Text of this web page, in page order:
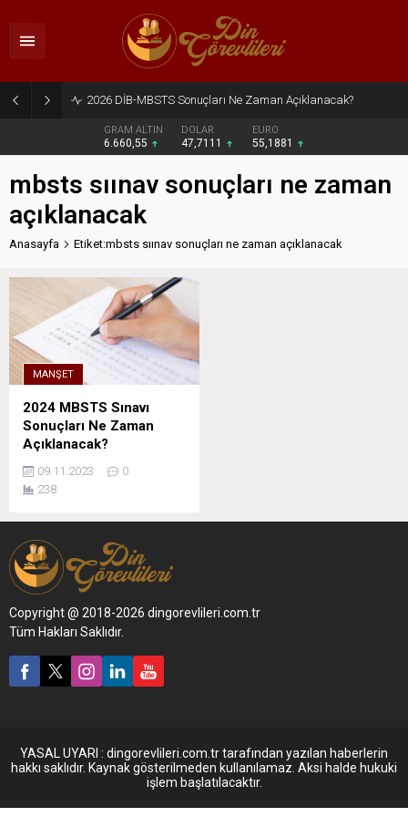
2026 DİB-MBSTS Sonuçları Ne Zaman Açıklanacak?
GRAM ALTIN
6.660,55
DOLAR
47,7111
EURO
55,1881
mbsts sıınav sonuçları ne zaman
açıklanacak
Anasayfa Etiket:mbsts sıınav sonuçları ne zaman açıklanacak
MANŞET
2024 MBSTS Sınavı
Sonuçları Ne Zaman
Açıklanacak?
09.11.2023
0
238
Copyright @ 2018-2026 dingorevlileri.com.tr
Tüm Hakları Saklıdır.
YASAL UYARI : dingorevlileri.com.tr tarafından yazılan haberlerin
hakkı saklıdır. Kaynak gösterilmeden kullanılamaz. Aksi halde hukuki
işlem başlatılacaktır.